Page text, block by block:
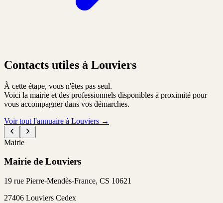
Contacts utiles à Louviers
À cette étape, vous n'êtes pas seul.
Voici la mairie et des professionnels disponibles à proximité pour
vous accompagner dans vos démarches.
Voir tout l'annuaire à Louviers →
Mairie
Mairie de Louviers
19 rue Pierre-Mendès-France, CS 10621
27406 Louviers Cedex